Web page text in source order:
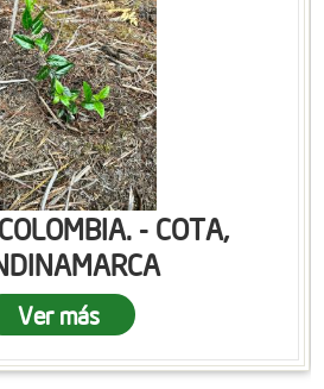
- COTA,
Ver más